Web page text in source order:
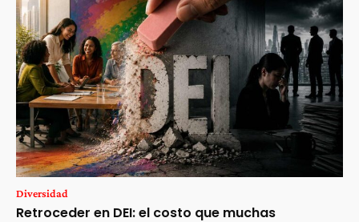
Diversidad
Retroceder en DEI: el costo que muchas